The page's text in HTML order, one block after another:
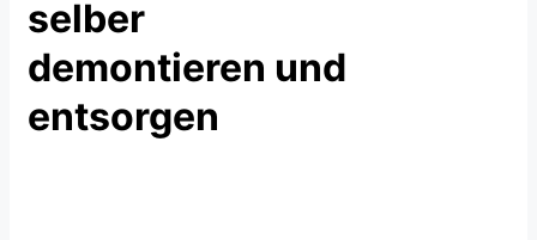
selber
demontieren und
entsorgen